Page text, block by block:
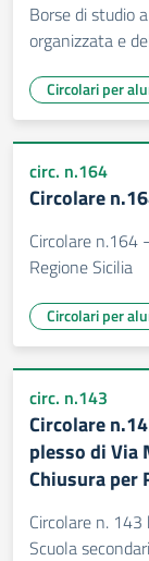
Borse di studio
organizzata e
Circolari per
circ. n.164
Circolare
Circolare n.164
Regione Sicilia
Circolari per
circ. n.143
Circolare
plesso di Via
Chiusura per
Circolare n.
Scuola